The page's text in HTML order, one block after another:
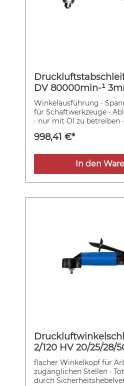
DV 80000min-¹
Winkelausführung ·
für Schaftwerkzeuge ·
· nur mit Öl zu betreiben
technische
998,41 €*
In den
2/120 HV 20/25/28/
12000min-¹ 450l/
flacher Winkelkopf für
zugänglichen Stellen ·
durch